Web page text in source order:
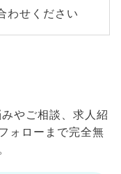
わせください
やご相談、求人紹
ォローまで完全無